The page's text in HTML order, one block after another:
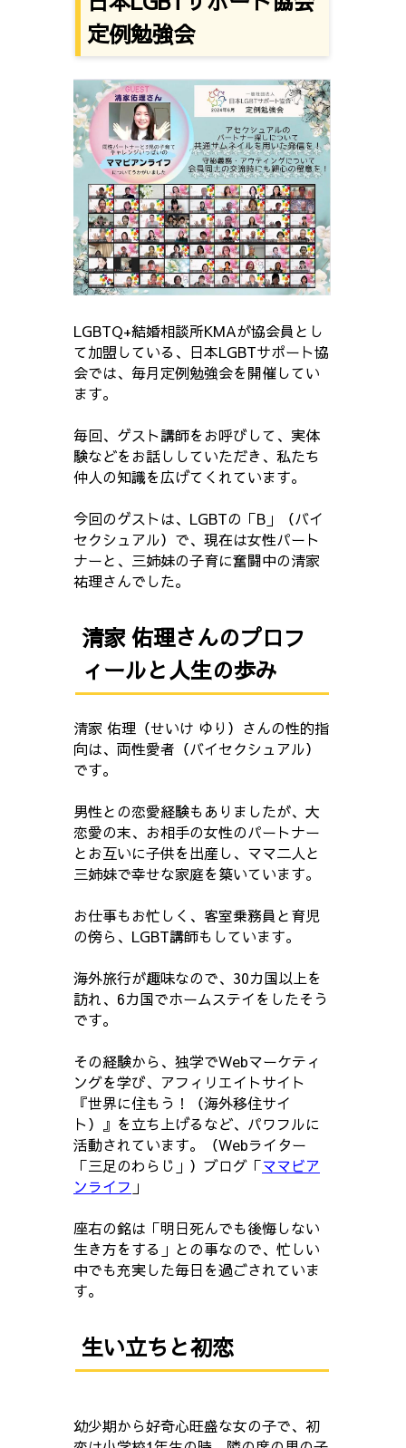
定例勉強会
LGBTQ+結婚相談所KMAが協会員とし
て加盟している、日本LGBTサポート協
会では、毎月定例勉強会を開催してい
ます。
毎回、ゲスト講師をお呼びして、実体
験などをお話ししていただき、私たち
仲人の知識を広げてくれています。
今回のゲストは、LGBTの「B」（バイ
セクシュアル）で、現在は女性パート
ナーと、三姉妹の子育に奮闘中の清家
祐理さんでした。
清家 佑理さんのプロフ
ィールと人生の歩み
清家 佑理（せいけ ゆり）さんの性的指
向は、両性愛者（バイセクシュアル）
です。
男性との恋愛経験もありましたが、大
恋愛の末、お相手の女性のパートナー
とお互いに子供を出産し、ママ二人と
三姉妹で幸せな家庭を築いています。
お仕事もお忙しく、客室乗務員と育児
の傍ら、LGBT講師もしています。
海外旅行が趣味なので、30カ国以上を
訪れ、6カ国でホームステイをしたそう
です。
その経験から、独学でWebマーケティ
ングを学び、アフィリエイトサイト
『世界に住もう！（海外移住サイ
ト）』を立ち上げるなど、パワフルに
活動されています。（Webライター
「三足のわらじ」）ブログ「ママビア
ンライフ 」
座右の銘は「明日死んでも後悔しない
生き方をする」との事なので、忙しい
中でも充実した毎日を過ごされていま
す。
生い立ちと初恋
幼少期から好奇心旺盛な女の子で、初